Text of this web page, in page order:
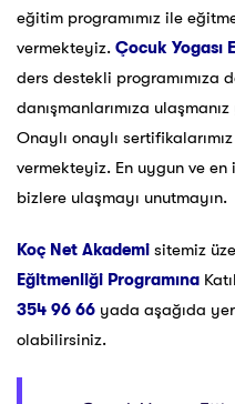
eğitim programımız ile
vermekteyiz. Çocuk Yogası
ders destekli programımıza
danışmanlarımıza
Onaylı onaylı
vermekteyiz. En uygun ve
bizlere ulaşmayı unutmayın.
Koç Net Akademi sitemiz
Eğitmenliği Programına
354 96 66 yada aşağıda
olabilirsiniz.